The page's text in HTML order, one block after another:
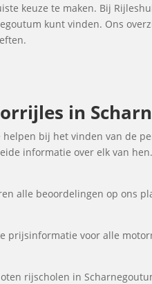
keuze te maken. Bij
kunt vinden. Ons
in
bij het vinden van de
informatie over elk van
alle beoordelingen op ons
prijsinformatie voor alle
rijscholen in